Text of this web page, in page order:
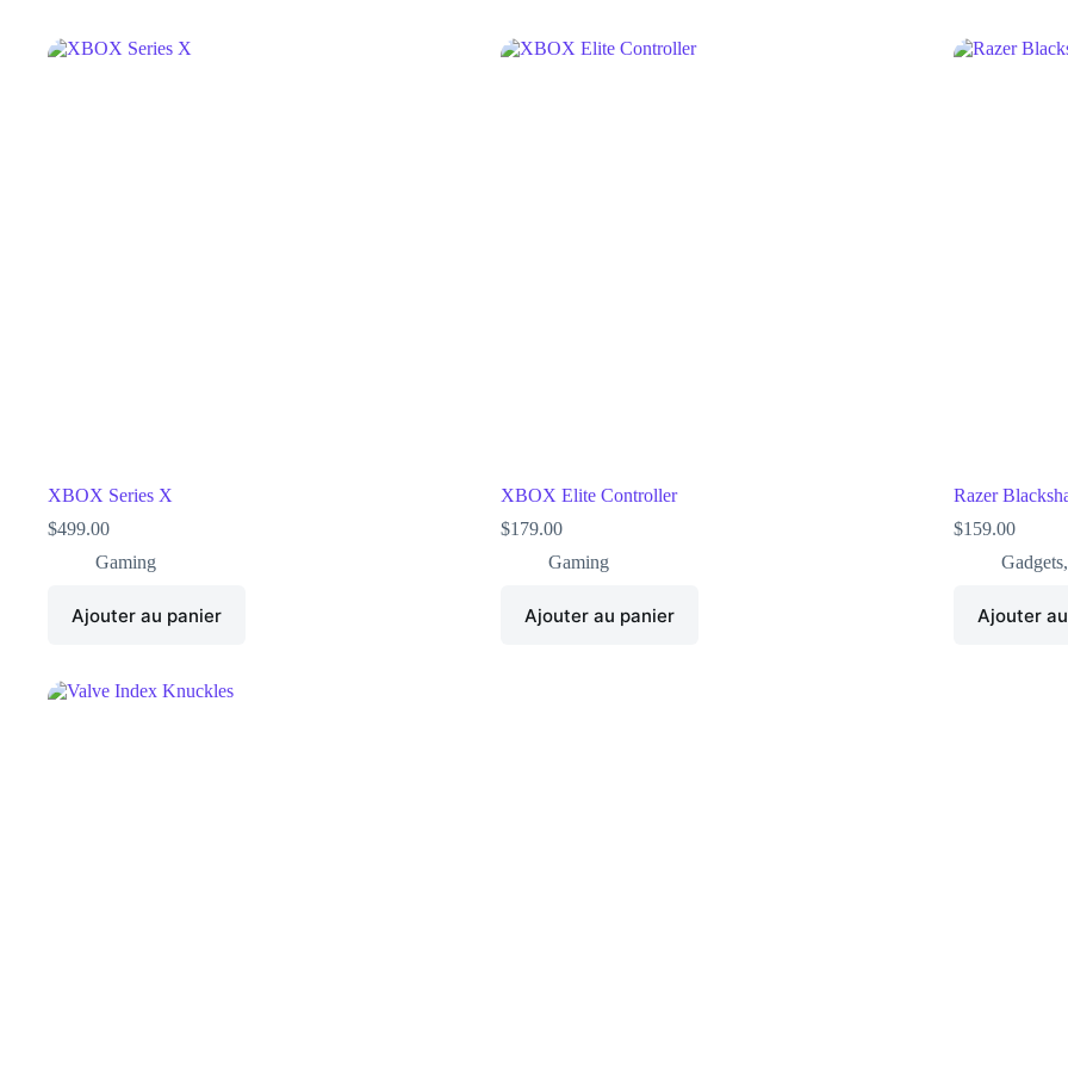
XBOX Series X
$499.00
Gaming
Ajouter au panier
XBOX Elite Controller
$179.00
Gaming
Ajouter au panier
Razer
$159.00
Gadgets
Ajouter